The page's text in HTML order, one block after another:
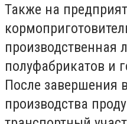
Также на
производственная
полуфабрикатов и
После завершения
производства